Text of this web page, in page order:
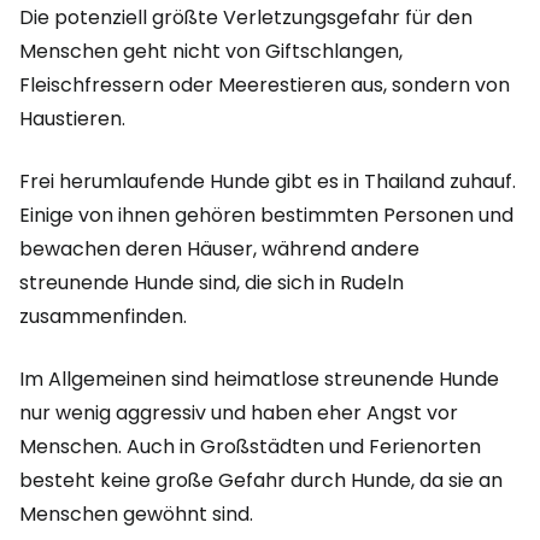
Die potenziell größte Verletzungsgefahr für den
Menschen geht nicht von Giftschlangen,
Fleischfressern oder Meerestieren aus, sondern von
Haustieren.
Frei herumlaufende Hunde gibt es in Thailand zuhauf.
Einige von ihnen gehören bestimmten Personen und
bewachen deren Häuser, während andere
streunende Hunde sind, die sich in Rudeln
zusammenfinden.
Im Allgemeinen sind heimatlose streunende Hunde
nur wenig aggressiv und haben eher Angst vor
Menschen. Auch in Großstädten und Ferienorten
besteht keine große Gefahr durch Hunde, da sie an
Menschen gewöhnt sind.